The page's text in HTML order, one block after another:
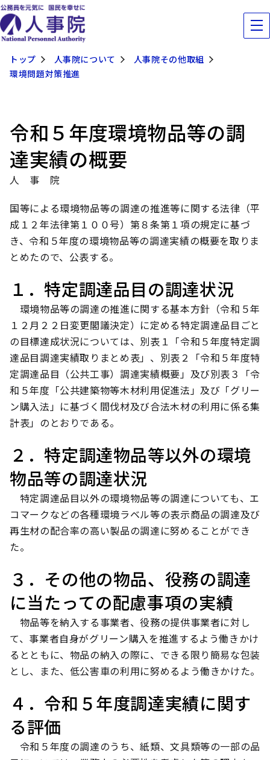
トップ 人事院について
人事院その他取組
環境問題対策推進
令和５年度環境物品等の調
達実績の概要
人 事 院
国等による環境物品等の調達の推進等に関する法律（平
成１２年法律第１００号）第８条第１項の規定に基づ
き、令和５年度の環境物品等の調達実績の概要を取りま
とめたので、公表する。
１．特定調達品目の調達状況
環境物品等の調達の推進に関する基本方針（令和５年
１２月２２日変更閣議決定）に定める特定調達品目ごと
の目標達成状況については、別表１「令和５年度特定調
達品目調達実績取りまとめ表」、別表２「令和５年度特
定調達品目（公共工事）調達実績概要」及び別表３「令
和５年度「公共建築物等木材利用促進法」及び「グリー
ン購入法」に基づく間伐材及び合法木材の利用に係る集
計表」のとおりである。
２．特定調達物品等以外の環境
物品等の調達状況
特定調達品目以外の環境物品等の調達についても、エ
コマークなどの各種環境ラベル等の表示商品の調達及び
再生材の配合率の高い製品の調達に努めることができ
た。
３．その他の物品、役務の調達
に当たっての配慮事項の実績
物品等を納入する事業者、役務の提供事業者に対し
て、事業者自身がグリーン購入を推進するよう働きかけ
るとともに、物品の納入の際に、できる限り簡易な包装
とし、また、低公害車の利用に努めるよう働きかけた。
４．令和５年度調達実績に関す
る評価
令和５年度の調達のうち、紙類、文具類等の一部の品